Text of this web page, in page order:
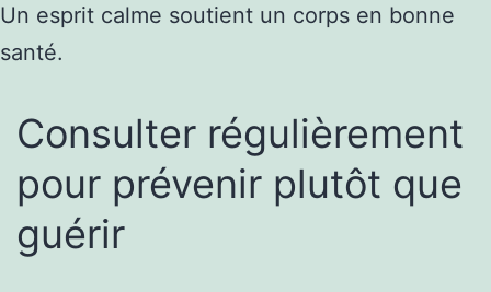
Un esprit calme soutient un corps en bonne
santé.
Consulter régulièrement
pour prévenir plutôt que
guérir